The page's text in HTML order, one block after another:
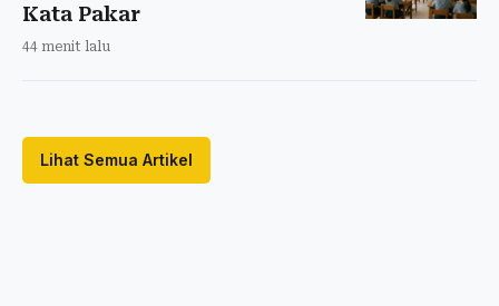
Kata Pakar
44 menit lalu
Lihat Semua Artikel